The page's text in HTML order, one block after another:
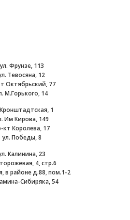
ул. Фрунзе, 113
Тевосяна, 12
Октябрьский, 77
М.Горького, 14
1
Им Кирова, 149
кт Королева, 17
ул. Победы, 8
Калинина, 23
4, стр.6
в районе д.88, пом.1-2
Сибиряка, 54